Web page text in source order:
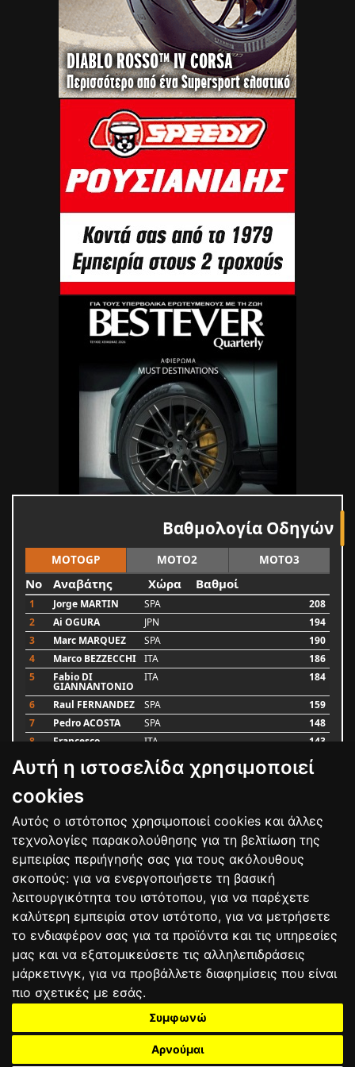
Αυτή η ιστοσελίδα χρησιμοποιεί
cookies
Αυτός ο ιστότοπος χρησιμοποιεί cookies και άλλες
τεχνολογίες παρακολούθησης για τη βελτίωση της
εμπειρίας περιήγησής σας για τους ακόλουθους
σκοπούς: για να ενεργοποιήσετε τη βασική
λειτουργικότητα του ιστότοπου, για να παρέχετε
καλύτερη εμπειρία στον ιστότοπο, για να μετρήσετε
το ενδιαφέρον σας για τα προϊόντα και τις υπηρεσίες
μας και να εξατομικεύσετε τις αλληλεπιδράσεις
μάρκετινγκ, για να προβάλλετε διαφημίσεις που είναι
πιο σχετικές με εσάς.
Συμφωνώ
Αρνούμαι
Βαθμολογία Οδηγών
MOTOGP MOTO2 MOTO3
No Αναβάτης Χώρα Βαθμοί
1 Jorge MARTIN SPA
208
2
Ai OGURA JPN
194
3
Marc MARQUEZ SPA
190
4
Marco BEZZECCHI ITA
186
5
Fabio DI
GIANNANTONIO
ITA 184
6 Raul FERNANDEZ SPA
159
7
Pedro ACOSTA SPA
148
8
Francesco ITA 143
9 Alex MARQUEZ SPA
Luca MARINI
Bαθμολογία
ΟΡΟΙ ΧΡΗΣΗΣΠΟΛΙΤΙΚΗ ΠΡΟΣΤΑΣΙΑΣ
ΑΓΩΝΕΣΑΠΟΤΕΛΕΣΜΑΤΑΑΓΟΡΑ